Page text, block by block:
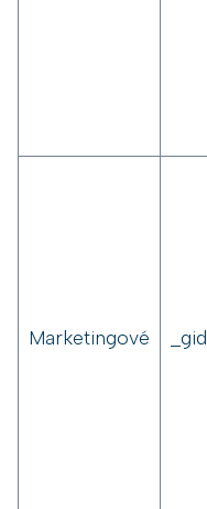
Marketingové _gid